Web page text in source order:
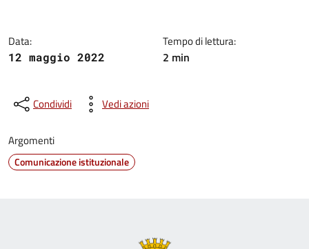
Data:
12 maggio 2022
Tempo di lettura:
2 min
Condividi Vedi azioni
Argomenti
Comunicazione istituzionale